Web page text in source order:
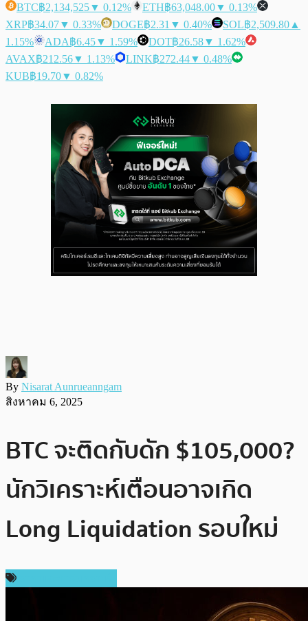
BTC฿2,134,525▼ 0.12% ETH฿63,048.00▼ 0.13%
XRP฿34.07▼ 0.33% DOGE฿2.31 ▼ 0.40% SOL฿2,509.80 ▲
1.15%
ADA฿6.45▼ 1.59% DOT฿26.58▼ 1.62%
AVAX฿212.56▼ 1.13% LINK฿272.44▼ 0.48%
KUB฿19.70▼ 0.82%
By Nisarat Aunrueanngam
สิงหาคม 6, 2025
BTC จะติดกับดัก $105,000?
นักวิเคราะห์เตือนอาจเกิด
Long Liquidation รอบใหม่